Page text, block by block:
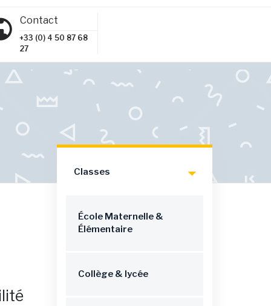
Contact
+33 (0) 4 50 87 68
27
Classes
École Maternelle &
Élémentaire
Collège & lycée